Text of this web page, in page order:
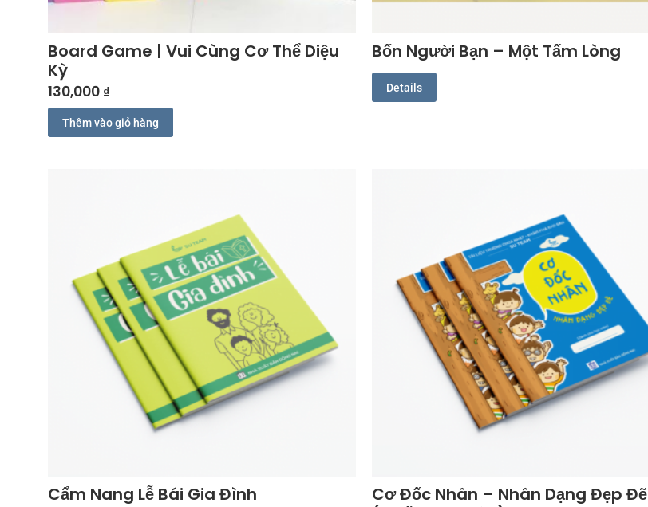
Board Game | Vui Cùng Cơ Thể Diệu
Kỳ
130,000 ₫
Thêm vào giỏ hàng
Bốn Người Bạn – Một Tấm Lòng
Details
Cẩm Nang Lễ Bái Gia Đình
Cơ Đốc Nhân – Nhân Dạng Đẹp Đẽ